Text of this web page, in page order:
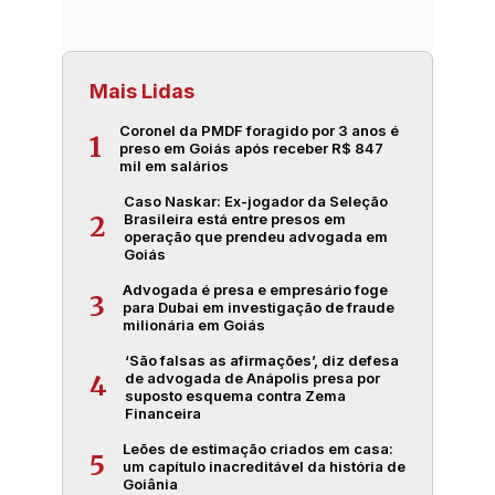
Mais Lidas
1
Coronel da PMDF foragido por 3 anos é
preso em Goiás após receber R$ 847
mil em salários
2
Caso Naskar: Ex-jogador da Seleção
Brasileira está entre presos em
operação que prendeu advogada em
Goiás
3
Advogada é presa e empresário foge
para Dubai em investigação de fraude
milionária em Goiás
4
‘São falsas as afirmações’, diz defesa
de advogada de Anápolis presa por
suposto esquema contra Zema
Financeira
5
Leões de estimação criados em casa:
um capítulo inacreditável da história de
Goiânia